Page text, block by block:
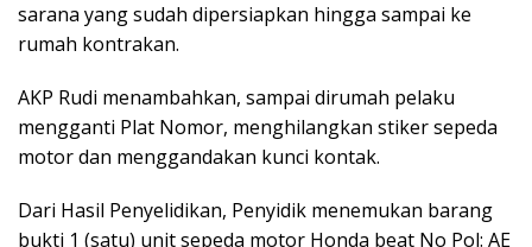
sarana yang sudah dipersiapkan hingga sampai ke
rumah kontrakan.
AKP Rudi menambahkan, sampai dirumah pelaku
mengganti Plat Nomor, menghilangkan stiker sepeda
motor dan menggandakan kunci kontak.
Dari Hasil Penyelidikan, Penyidik menemukan barang
bukti 1 (satu) unit sepeda motor Honda beat No Pol: AE